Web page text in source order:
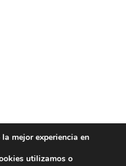
mejor experiencia en
utilizamos o